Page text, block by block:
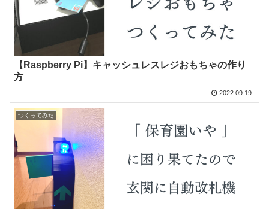
【Raspberry Pi】キャッシュレスレジおもちゃの作り
方
2022.09.19
つくってみた